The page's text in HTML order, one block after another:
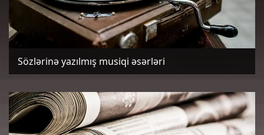
Sözlərinə yazılmış musiqi əsərləri